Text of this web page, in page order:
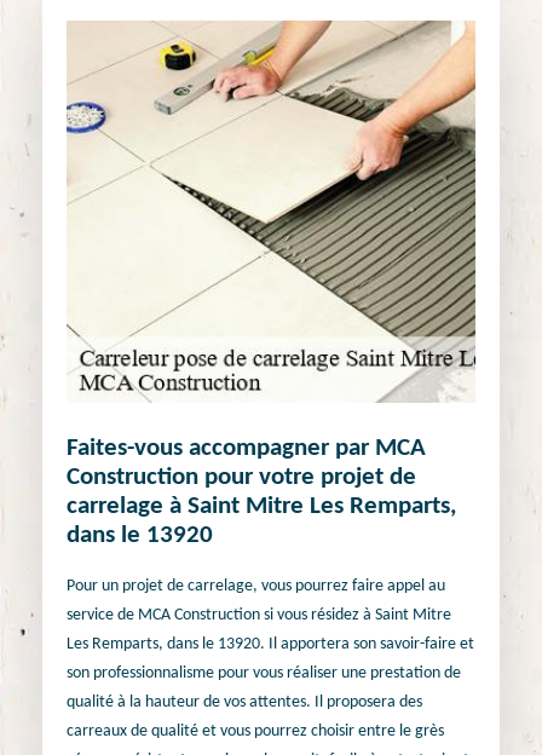
Faites-vous accompagner par MCA
Construction pour votre projet de
carrelage à Saint Mitre Les Remparts,
dans le 13920
Pour un projet de carrelage, vous pourrez faire appel au
service de MCA Construction si vous résidez à Saint Mitre
Les Remparts, dans le 13920. Il apportera son savoir-faire et
son professionnalisme pour vous réaliser une prestation de
qualité à la hauteur de vos attentes. Il proposera des
carreaux de qualité et vous pourrez choisir entre le grès